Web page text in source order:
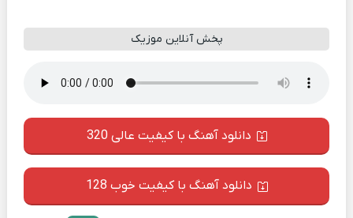
پخش آنلاین موزیک
دانلود آهنگ با کیفیت عالی 320
دانلود آهنگ با کیفیت خوب 128